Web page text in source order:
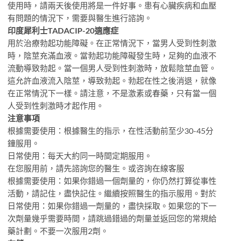
使用時，請兩天後使用將是一件好事。患有心臟疾病和血壓
有問題的情況下，需要與醫生進行諮詢。
印度犀利士TADACIP-20適應症
用於治療勃起功能障礙。在正常情況下，當男人受到性刺激
時，陰莖充滿血液。當勃起功能障礙發生時，足夠的血液不
流動導致勃起。當一個男人受到性刺激時，放鬆陰莖血管。
這允許血液流入陰莖，導致勃起。勃起在性之後消退，就像
在正常情況下一樣。請注意，不是激素或春藥，只有當一個
人受到性刺激時才起作用。
注意事項
根據需要使用：根據醫生的指示，在性活動前至少30-45分
鐘服用。
日常使用：每天大約同一時間定期服用。
在您服用前，請先諮詢您的醫生。或咨詢在線客服
根據需要使用：如果你錯過一個劑量的，你仍然打算從事性
活動，請記住，盡快記住。繼續按照醫生的指示服用。對於
日常使用：如果你錯過一劑量的，盡快採取。如果您的下一
次劑量幾乎需要時間，請跳過錯過的劑量並返回您的常規給
藥計劃。不要一次服用2劑。